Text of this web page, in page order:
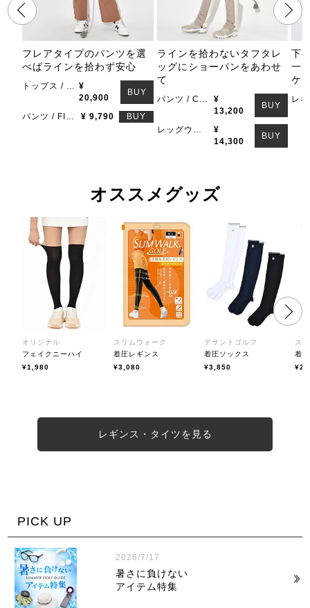
フレアタイプのパンツを選
べばラインを拾わず安心
トップス / DESCENTE GOLF ¥
20,900
BUY
パンツ / FILA GOLF ¥ 9,790 BUY
ラインを拾わないタフタレ
ッグにショーパンをあわせ
て
パンツ / Callaway Apparel
¥
13,200
BUY
レッグウォーマー / DESCENTE GOLF
¥
14,300
BUY
下
一
ケ
オススメグッズ
オリジナル
フェイクニーハイ
¥1,980
スリムウォーク
着圧レギンス
¥3,080
デサントゴルフ
着圧ソックス
¥3,850
ス
着
レギンス・タイツを見る
PICK UP
2026/7/17
暑さに負けない
アイテム特集